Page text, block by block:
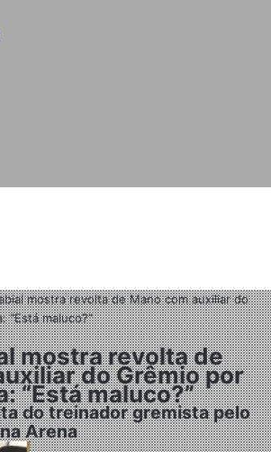
mostra revolta de Mano com auxiliar do
“Está maluco?”
mostra revolta de
do Grêmio por
“Está maluco?”
do treinador gremista pelo
Arena